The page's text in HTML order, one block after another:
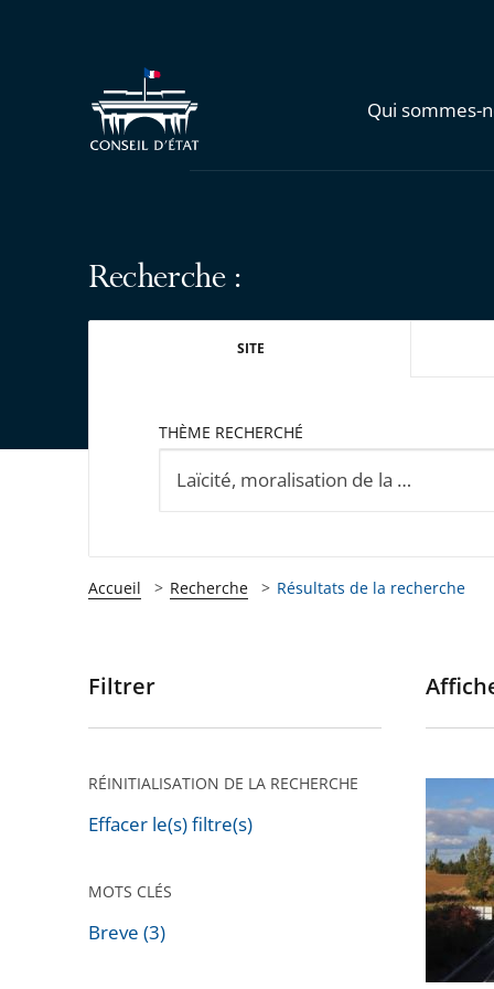
Qui sommes-
Recherche :
SITE
THÈME RECHERCHÉ
Accueil Recherche Résultats de la recherche
Passer
pour
après
Filtrer
RÉINITIALISATION DE LA RECHERCHE
Effacer le(s) filtre(s)
MOTS CLÉS
Breve (3)
«
A69
:
Conseil